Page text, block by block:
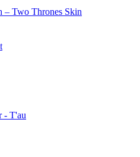
– Two Thrones Skin
- T'au